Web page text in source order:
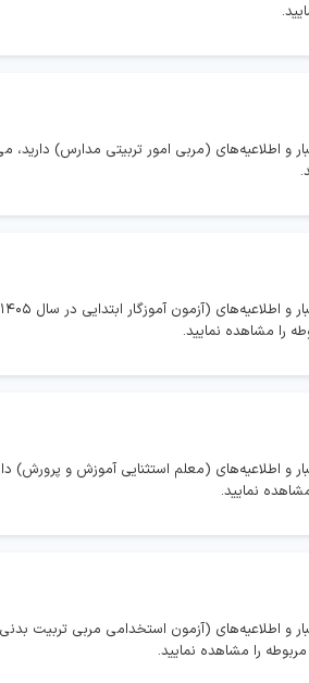
و اطلاعیه‌های (مربی امور تربیتی مدارس)
و اطلاعیه‌های (معلم استثنایی آموزش و پرورش)
نمایید.
و اطلاعیه‌های (آزمون استخدامی مربی تربیت
را مشاهده نمایید.